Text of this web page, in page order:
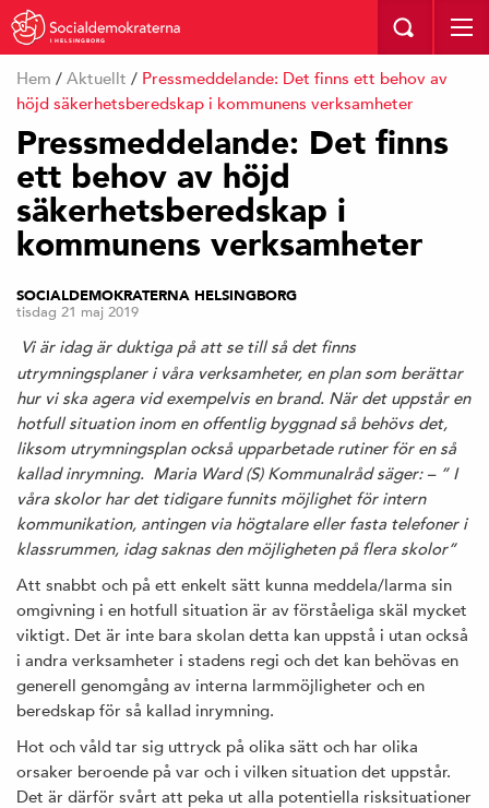
I HELSINGBORG
Hem / Aktuellt / Pressmeddelande: Det finns ett behov av
höjd säkerhetsberedskap i kommunens verksamheter
Pressmeddelande: Det finns
ett behov av höjd
säkerhetsberedskap i
kommunens verksamheter
SOCIALDEMOKRATERNA HELSINGBORG
tisdag 21 maj 2019
Vi är idag är duktiga på att se till så det finns
utrymningsplaner i våra verksamheter, en plan som berättar
hur vi ska agera vid exempelvis en brand. När det uppstår en
hotfull situation inom en offentlig byggnad så behövs det,
liksom utrymningsplan också upparbetade rutiner för en så
kallad inrymning. Maria Ward (S) Kommunalråd säger: – ” I
våra skolor har det tidigare funnits möjlighet för intern
kommunikation, antingen via högtalare eller fasta telefoner i
klassrummen, idag saknas den möjligheten på flera skolor”
Att snabbt och på ett enkelt sätt kunna meddela/larma sin
omgivning i en hotfull situation är av förståeliga skäl mycket
viktigt. Det är inte bara skolan detta kan uppstå i utan också
i andra verksamheter i stadens regi och det kan behövas en
generell genomgång av interna larmmöjligheter och en
beredskap för så kallad inrymning.
Hot och våld tar sig uttryck på olika sätt och har olika
orsaker beroende på var och i vilken situation det uppstår.
Det är därför svårt att peka ut alla potentiella risksituationer